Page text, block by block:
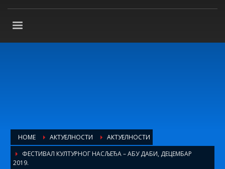
HOME АКТУЕЛНОСТИ
АКТУЕЛНОСТИ
ФЕСТИВАЛ КУЛТУРНОГ НАСЉЕЂА – АБУ ДАБИ, ДЕЦЕМБАР
2019.